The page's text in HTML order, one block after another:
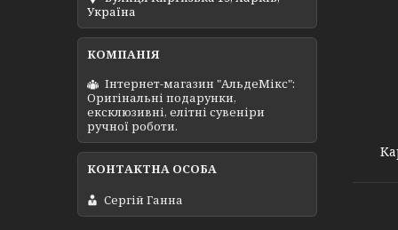
Україна
Інтернет-магазин "АльдеМікс":
Оригінальні подарунки,
ексклюзивні, елітні сувеніри
ручної роботи.
Сергій Ганна